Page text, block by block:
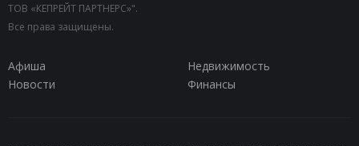
ТОВ «КЕПРЕЙТ ПАРТНЕРС»".
Все права защищены.
Афиша
Недвижимость
Новости
Финансы